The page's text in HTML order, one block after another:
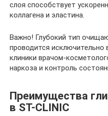
слоя способствует
коллагена и эластина.
Важно! Глубокий тип
проводится исключительно
клиники врачом-
наркоза и контроль
Преимущества
в ST-CLINIC